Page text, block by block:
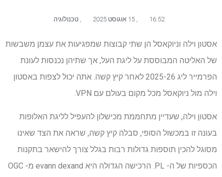
16:52 טכנולוגיה
אסטון וילה וניוקאסל הן שתי קבוצות שמפגיעות את עצמן משבשות
של האליטה המבוססת על ליגת העל, אך שתיהן נכנסות לעונת
הפרמייר ליג 2025-26 לאחר קיץ קשה. אתה יכול לצפות באסטון
וילה מול ניוקאסל מכל מקום בעולם עם VPN.
אסטון וילה, שעדיין מתחממת מכישלון להעפיל לליגת האלופות
בעונה זו במכשול הסופי, סבלה קיץ קשה, שראה את הצד שאינו
מסוגל להכין תוספות גדולות רבות בגלל צורך להישאר בתקנות
הכספיות של ה- PL. הרכישה הגדולה היא evann dexand מ- OGC